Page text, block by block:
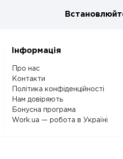
Інформація
Про нас
Контакти
Політика конфіденційності
Нам довіряють
Бонусна програма
Work.ua — робота в Україні